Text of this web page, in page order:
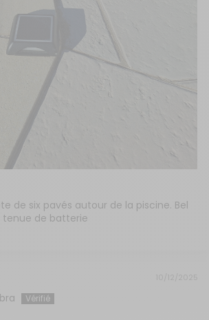
de six pavés autour de la piscine. Bel
de batterie